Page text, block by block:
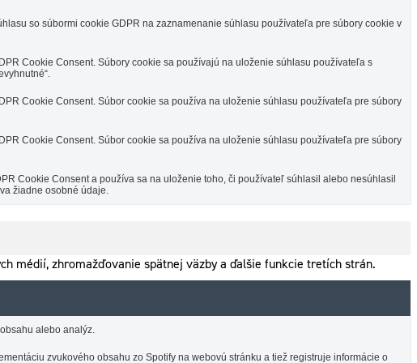
so súbormi cookie GDPR na zaznamenanie súhlasu používateľa pre súbory cookie v
Cookie Consent. Súbory cookie sa používajú na uloženie súhlasu používateľa s
Cookie Consent. Súbor cookie sa používa na uloženie súhlasu používateľa pre súbory
Cookie Consent. Súbor cookie sa používa na uloženie súhlasu používateľa pre súbory
Cookie Consent a používa sa na uloženie toho, či používateľ súhlasil alebo nesúhlasil
žiadne osobné údaje.
médií, zhromažďovanie spätnej väzby a ďalšie funkcie tretích strán.
alebo analýz.
zvukového obsahu zo Spotify na webovú stránku a tiež registruje informácie o